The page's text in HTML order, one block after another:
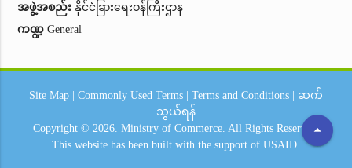
အဖွဲ့အစည်း နိုင်ငံခြားရေးဝန်ကြီးဌာန
ကဏ္ဍ General
arrow_drop_up
Site Map | Commonly Used Terms | Terms and Conditions | ဆက်
သွယ်ရန်
Copyright © 2026. Ministry of Commerce. All Rights Reserved.
This website has been built with the support of USAID.